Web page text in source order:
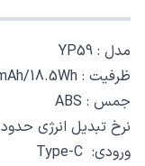
مدل : YP59‏
ظرفیت : 5000mAh/18.5Wh‏
جمس : ABS‏
نرخ تبدیل انرژی حدود 65%
ورودی: Type-C‏